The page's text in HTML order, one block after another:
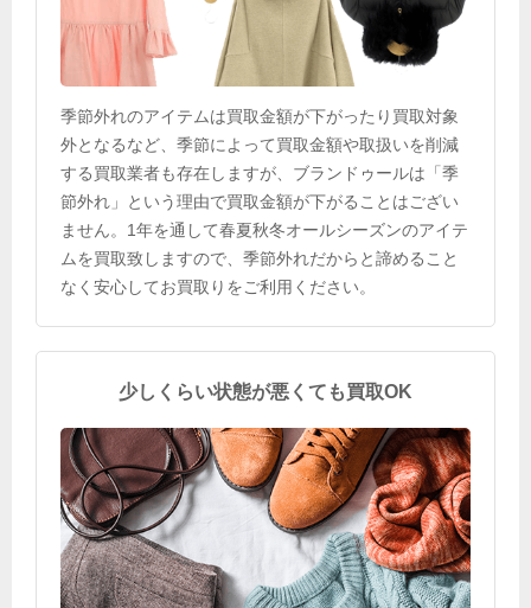
季節外れのアイテムは買取金額が下がったり買取対象
外となるなど、季節によって買取金額や取扱いを削減
する買取業者も存在しますが、ブランドゥールは「季
節外れ」という理由で買取金額が下がることはござい
ません。1年を通して春夏秋冬オールシーズンのアイテ
ムを買取致しますので、季節外れだからと諦めること
なく安心してお買取りをご利用ください。
少しくらい状態が悪くても買取OK